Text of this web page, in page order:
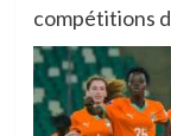
compétitions